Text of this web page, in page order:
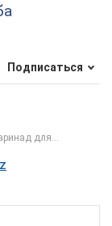
Подписаться
для...